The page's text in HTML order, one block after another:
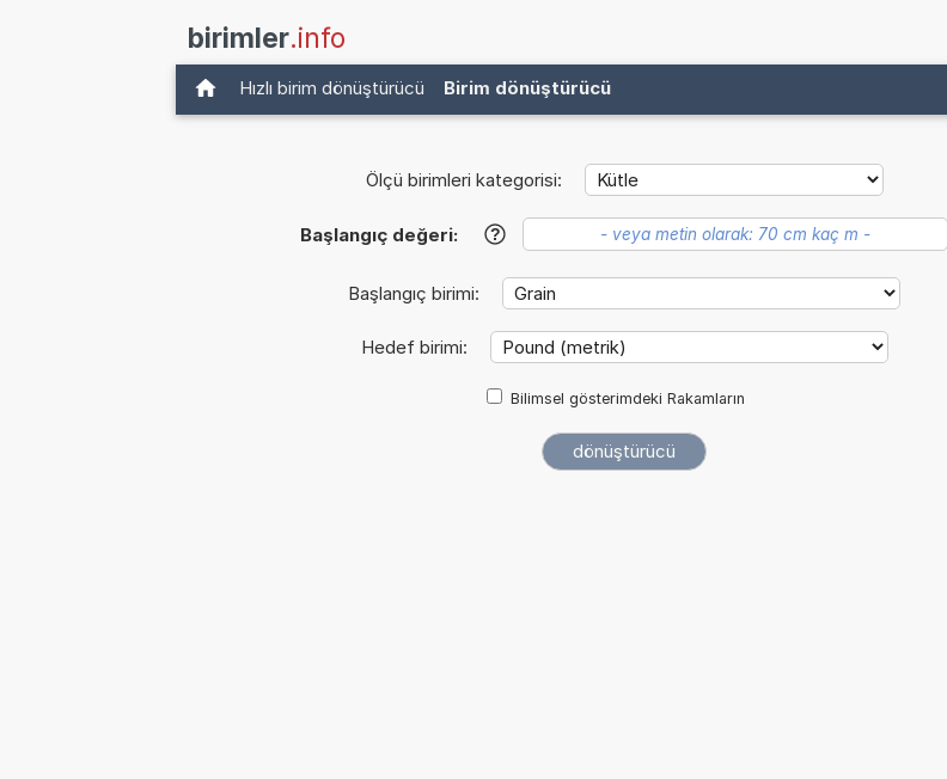
birimler.info
Hızlı birim dönüştürücü Birim dönüştürücü
Ölçü birimleri kategorisi:
Başlangıç değeri: ?
Başlangıç birimi:
Hedef birimi:
Bilimsel gösterimdeki Rakamların